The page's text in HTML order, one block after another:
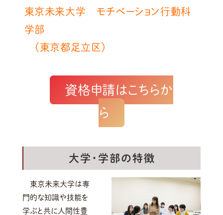
東京未来大学 モチベーション行動科
学部
（東京都足立区）
資格申請はこちらか
ら
大学・学部の特徴
東京未来大学は専
門的な知識や技能を
学ぶと共に人間性豊